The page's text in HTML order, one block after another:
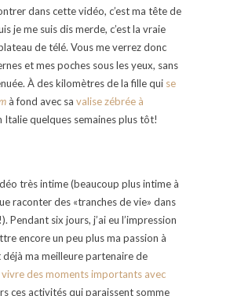
dans cette vidéo, c’est ma tête de
je me suis dis merde, c’est la vraie
de télé. Vous me verrez donc
et mes poches sous les yeux, sans
À des kilomètres de la fille qui se
à fond avec sa valise zébrée à
Italie quelques semaines plus tôt!
très intime (beaucoup plus intime à
raconter des «tranches de vie» dans
!). Pendant six jours, j’ai eu l’impression
encore un peu plus ma passion à
déjà ma meilleure partenaire de
des moments importants avec
ces activités qui paraissent somme